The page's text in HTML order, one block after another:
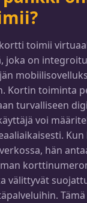
toimii
joka on
Kortin toiminta
turvalliseen
voi
Kun
hän
välittyvät